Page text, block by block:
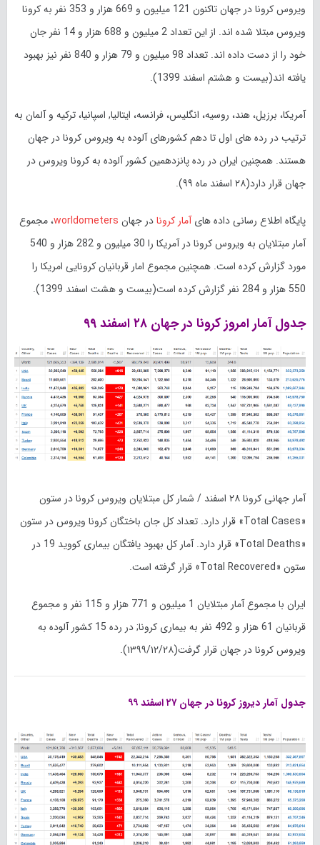
ویروس کرونا در جهان تاکنون 121 میلیون و 669 هزار و 353 نفر به کرونا
ویروس مبتلا شده اند. از این تعداد 2 میلیون و 688 هزار و 14 نفر جان
خود را از دست داده اند. تعداد 98 میلیون و 79 هزار و 840 نفر نیز بهبود
یافته اند(بیست و هشتم اسفند 1399).
آمریکا، برزیل، هند، روسیه، انگلیس، فرانسه، ایتالیا, اسپانیا، ترکیه و آلمان به
ترتیب در رده های اول تا دهم کشورهای آلوده به ویروس کرونا در جهان
هستند. همچنین ایران در رده پانزدهمین کشور آلوده به کرونا ویروس در
جهان قرار دارد(۲۸ اسفند ماه ۹۹).
پایگاه اطلاع رسانی داده هایآمار کرونادر جهان worldometers، مجموع
آمار مبتلایان به ویروس کرونا در آمریکا را 30 میلیون و 282 هزار و 540
مورد گزارش کرده است. همچنین مجموع امار قربانیان کرونایی امریکا را
550 هزار و 284 نفر گزارش کرده است(بیست و هشت اسفند 1399).
جدول آمار امروز کرونا در جهان ۲۸ اسفند ۹۹
آمار جهانی کرونا ۲۸ اسفند / شمار کل مبتلایان ویروس کرونا در ستون
«Total Cases» قرار دارد. تعداد کل جان باختگان کرونا ویروس در ستون
«Total Deaths» قرار دارد. آمار کل بهبود یافتگان بیماری کووید 19 در
ستون «Total Recovered» قرار گرفته است.
ایران با مجموع آمار مبتلایان 1 میلیون و 771 هزار و 115 نفر و مجموع
قربانیان 61 هزار و 492 نفر به بیماری کرونا; در رده 15 کشور آلوده به
ویروس کرونا در جهان قرار گرفت(۱۳۹۹/۱۲/۲۸).
جدول آمار دیروز کرونا در جهان ۲۷ اسفند ۹۹